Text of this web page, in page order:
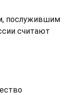
послужившим
считают